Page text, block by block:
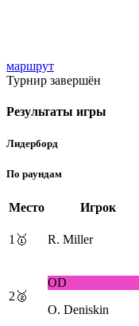
маршрут
Турнир завершён
Результаты игры
Лидерборд
По раундам
Место Игрок
1 🥇 R. Miller
2 🥈
OD
O. Deniskin